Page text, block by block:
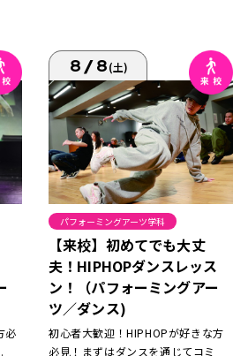
必
8/8(土)
パフォーミングアーツ学科
【来校】初めてでも大丈
夫！HIPHOPダンスレッス
ン！（パフォーミングアー
ツ／ダンス)
初心者大歓迎！HIPHOPが好きな方
必見！まずはダンスを通じてコミ